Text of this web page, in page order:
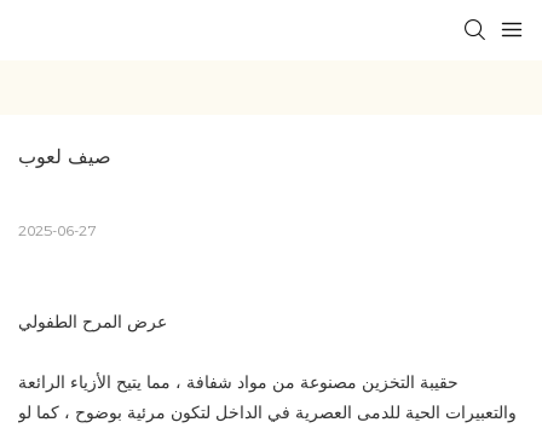
صيف لعوب
2025-06-27
عرض المرح الطفولي
حقيبة التخزين مصنوعة من مواد شفافة ، مما يتيح الأزياء الرائعة
والتعبيرات الحية للدمى العصرية في الداخل لتكون مرئية بوضوح ، كما لو